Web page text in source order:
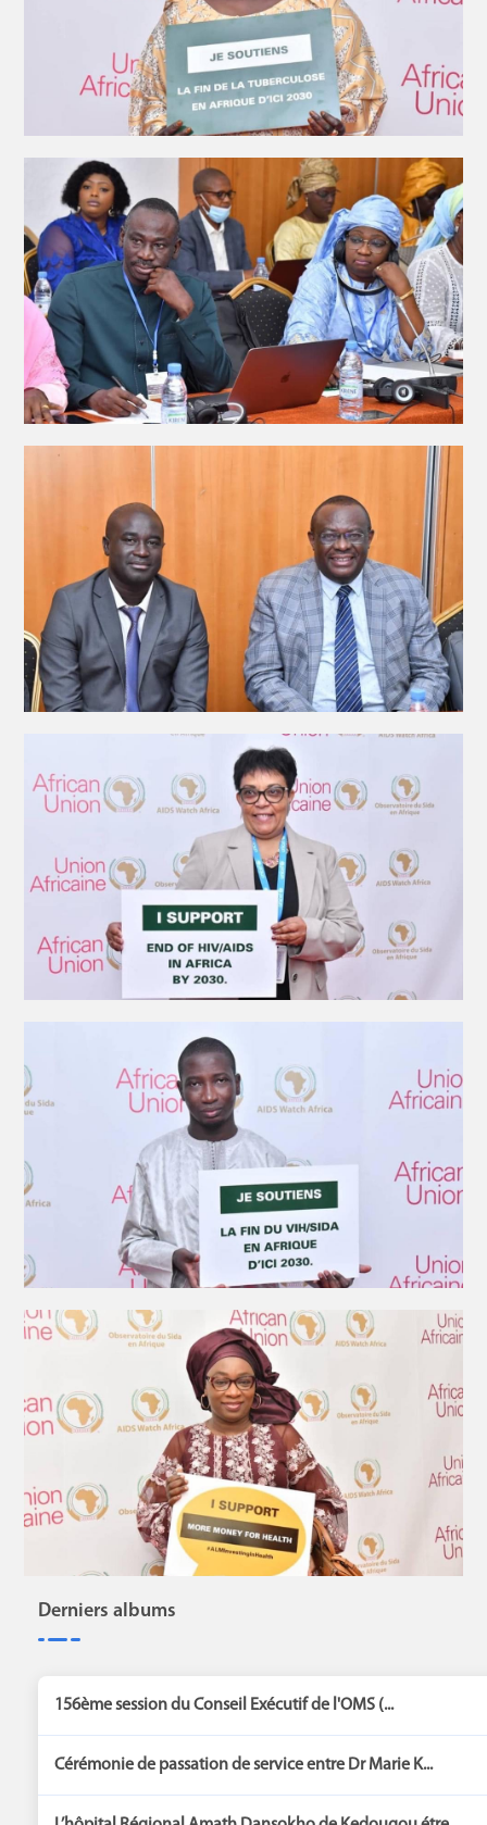
Derniers albums
156ème session du Conseil Exécutif de l'OMS (...
Cérémonie de passation de service entre Dr Marie K...